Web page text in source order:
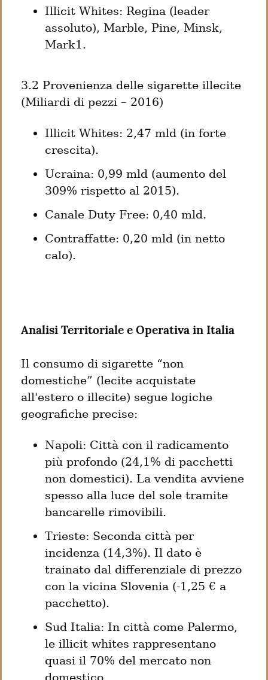
Illicit Whites: Regina (leader
assoluto), Marble, Pine, Minsk,
Mark1.
3.2 Provenienza delle sigarette illecite
(Miliardi di pezzi – 2016)
Illicit Whites: 2,47 mld (in forte
crescita).
Ucraina: 0,99 mld (aumento del
309% rispetto al 2015).
Canale Duty Free: 0,40 mld.
Contraffatte: 0,20 mld (in netto
calo).
Analisi Territoriale e Operativa in Italia
Il consumo di sigarette “non
domestiche” (lecite acquistate
all'estero o illecite) segue logiche
geografiche precise:
Napoli: Città con il radicamento
più profondo (24,1% di pacchetti
non domestici). La vendita avviene
spesso alla luce del sole tramite
bancarelle rimovibili.
Trieste: Seconda città per
incidenza (14,3%). Il dato è
trainato dal differenziale di prezzo
con la vicina Slovenia (-1,25 € a
pacchetto).
Sud Italia: In città come Palermo,
le illicit whites rappresentano
quasi il 70% del mercato non
domestico.